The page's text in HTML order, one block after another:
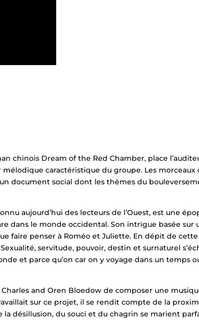
chinois Dream of the Red Chamber, place
caractéristique du groupe. Les morceaux
document social dont les thèmes du
aujourd’hui des lecteurs de l’Ouest, est une
dans le monde occidental. Son intrigue basée sur
faire penser à Roméo et Juliette. En dépit de
servitude, pouvoir, destin et surnaturel
et parce qu’on car on y voyage dans un temps
and Oren Bloedow de composer une
sur ce projet, il se rendit compte de la
la désillusion, du souci et du chagrin se marient